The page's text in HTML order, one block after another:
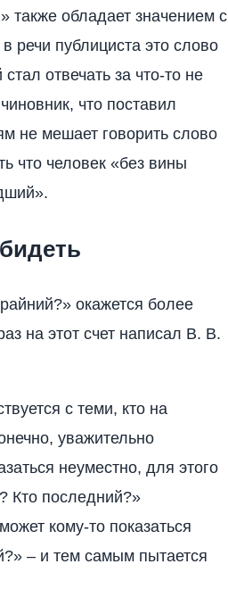
также обладает значением с
речи публициста это слово
отвечать за что-то не
что поставил
не мешает говорить слово
что человек «без вины
окажется более
на этот счет написал В. В.
с теми, кто на
уважительно
неуместно, для этого
Кто последний?»
кому-то показаться
– и тем самым пытается